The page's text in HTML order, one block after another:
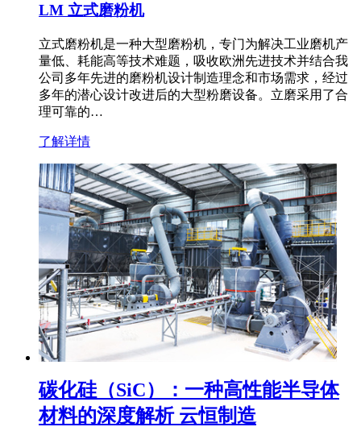
LM 立式磨粉机
立式磨粉机是一种大型磨粉机，专门为解决工业磨机产
量低、耗能高等技术难题，吸收欧洲先进技术并结合我
公司多年先进的磨粉机设计制造理念和市场需求，经过
多年的潜心设计改进后的大型粉磨设备。立磨采用了合
理可靠的…
了解详情
碳化硅（SiC）：一种高性能半导体
材料的深度解析 云恒制造